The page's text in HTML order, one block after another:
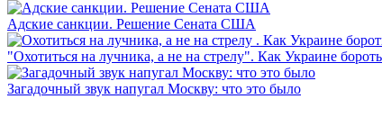
Адские санкции. Решение Сената США
"Охотиться на лучника, а не на стрелу". Как Украине
Загадочный звук напугал Москву: что это было